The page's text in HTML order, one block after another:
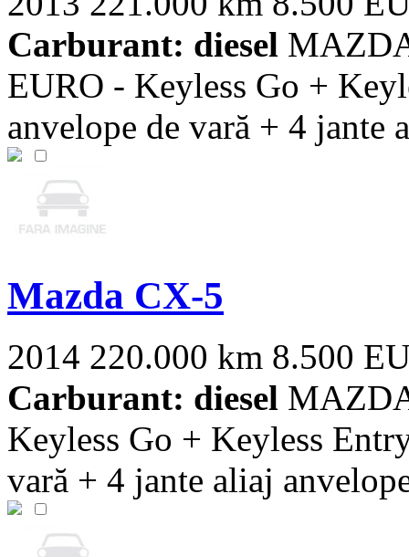
Carburant: diesel
EURO - Keyless Go +
anvelope de vară + 4 jante
Mazda CX-5
2014 220.000 km 8.500
Carburant: diesel
Keyless Go + Keyless
vară + 4 jante aliaj